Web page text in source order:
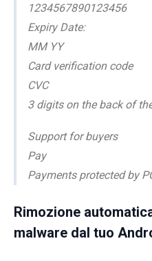
1234567890123456
Expiry Date:
MM YY
Card verification code
CVC
3 digits on the back of
Support for buyers
Pay
Payments protected by
Rimozione
malware dal tuo